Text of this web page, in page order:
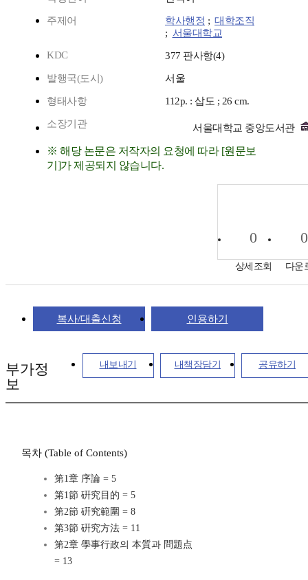
주제어 학사행정 ; 대학조직
; 서울대학교
KDC
377 판사항(4)
발행국(도시) 서울
형태사항 112p. : 삽도 ; 26 cm.
소장기관 서울대학교 중앙도서관
※ 해당 논문은 저작자의 요청에 따라 [원문보
기]가 제공되지 않습니다.
0
상세조회
0
다운
복사/대출신청 인용하기
내보내기 내책장담기 공유하기
부가정
보
목차 (Table of Contents)
第1章 序論 = 5
第1節 硏究目的 = 5
第2節 硏究範圍 = 8
第3節 硏究方法 = 11
第2章 學事行政의 本質과 問題点
= 13